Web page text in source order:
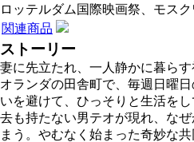
ロッテルダム国際映画祭、モス
関連商品
ストーリー
妻に先立たれ、一人静かに暮ら
オランダの田舎町で、毎週日曜
いを避けて、ひっそりと生活を
去も持たない男テオが現れ、な
まう。やむなく始まった奇妙な